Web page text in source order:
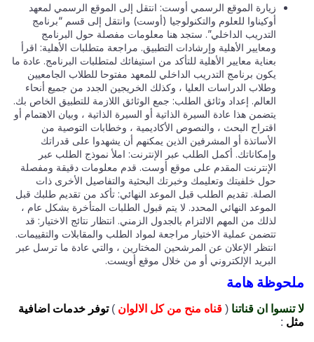
زيارة الموقع الرسمي أوست: انتقل إلى الموقع الرسمي لمعهد
أوكيناوا للعلوم والتكنولوجيا (أوست) وانتقل إلى قسم “برنامج
التدريب الداخلي”. ستجد هنا معلومات مفصلة حول البرنامج
ومعايير الأهلية وإرشادات التطبيق. مراجعة متطلبات الأهلية: اقرأ
بعناية معايير الأهلية للتأكد من استيفائك لمتطلبات البرنامج. عادة ما
يكون برنامج التدريب الداخلي للمعهد مفتوحا للطلاب الجامعيين
وطلاب الدراسات العليا ، وكذلك الخريجين الجدد من جميع أنحاء
العالم. إعداد وثائق الطلب: جمع الوثائق اللازمة للتطبيق الخاص بك.
يتضمن هذا عادة السيرة الذاتية أو السيرة الذاتية ، وبيان الاهتمام أو
اقتراح البحث ، والنصوص الأكاديمية ، وخطابات التوصية من
الأساتذة أو المشرفين الذين يمكنهم أن يشهدوا على قدراتك
وإمكاناتك. أكمل الطلب عبر الإنترنت: املأ نموذج الطلب عبر
الإنترنت المقدم على موقع أوست. قدم معلومات دقيقة ومفصلة
حول خلفيتك وتعليمك وخبرتك البحثية والتفاصيل الأخرى ذات
الصلة. تقديم الطلب قبل الموعد النهائي: تأكد من تقديم طلبك قبل
الموعد النهائي المحدد. لا يتم قبول الطلبات المتأخرة بشكل عام ،
لذلك من المهم الالتزام بالجدول الزمني. انتظار نتائج الاختيار: قد
تتضمن عملية الاختيار مراجعة لمواد الطلب والمقابلات والتقييمات.
انتظر الإعلان عن المرشحين المختارين ، والتي عادة ما ترسل عبر
البريد الإلكتروني أو من خلال موقع أويست.
ملحوظة هامة
لا تنسوا ان قناتنا ( قناه منح من كل الالوان )توفر خدمات اضافية
مثل :